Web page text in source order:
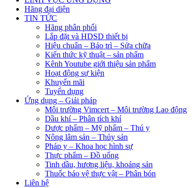
Hãng đại diện
TIN TỨC
Hãng phân phối
Lắp đặt và HDSD thiết bị
Hiệu chuẩn – Bảo trì – Sửa chữa
Kiến thức kỹ thuật – sản phẩm
Kênh Youtube giới thiệu sản phẩm
Hoạt động sự kiện
Khuyến mãi
Tuyển dụng
Ứng dụng – Giải pháp
Môi trường Vimcert – Môi trường Lao động
Dầu khí – Phân tích khí
Dược phẩm – Mỹ phẩm – Thú y
Nông lâm sản – Thủy sản
Pháp y – Khoa học hình sự
Thực phẩm – Đồ uống
Tinh dầu, hương liệu, khoáng sản
Thuốc bảo vệ thực vật – Phân bón
Liên hệ